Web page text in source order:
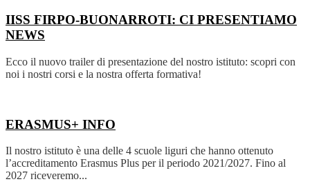
IISS FIRPO-BUONARROTI: CI PRESENTIAMO
NEWS
Ecco il nuovo trailer di presentazione del nostro istituto: scopri con
noi i nostri corsi e la nostra offerta formativa!
ERASMUS+ INFO
Il nostro istituto è una delle 4 scuole liguri che hanno ottenuto
l’accreditamento Erasmus Plus per il periodo 2021/2027. Fino al
2027 riceveremo...